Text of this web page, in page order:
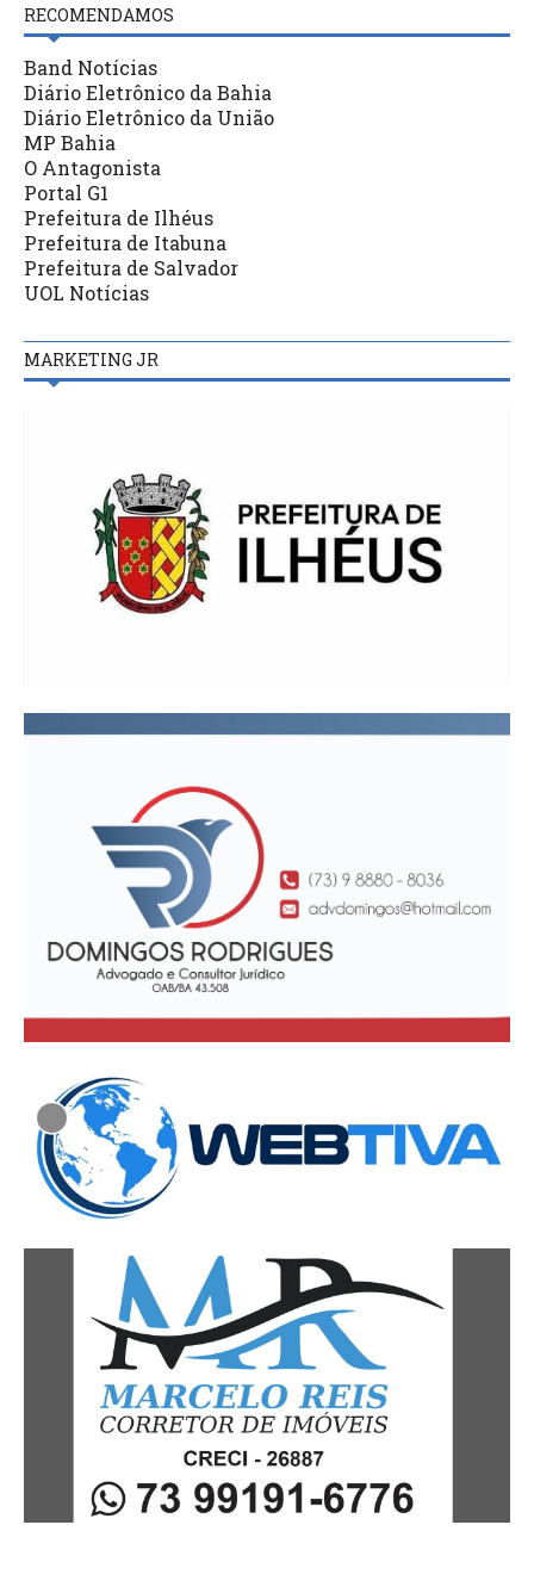
RECOMENDAMOS
Band Notícias
Diário Eletrônico da Bahia
Diário Eletrônico da União
MP Bahia
O Antagonista
Portal G1
Prefeitura de Ilhéus
Prefeitura de Itabuna
Prefeitura de Salvador
UOL Notícias
MARKETING JR